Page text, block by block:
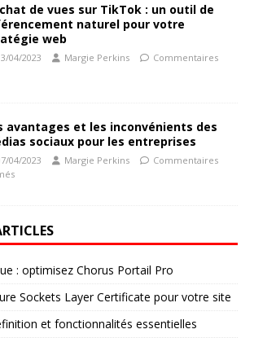
de vues sur TikTok : un outil de
naturel pour votre
web
04/2023 Margie Perkins
Commentaires
avantages et les inconvénients des
sociaux pour les entreprises
04/2023 Margie Perkins
Commentaires
: optimisez Chorus Portail Pro
Sockets Layer Certificate pour votre site
et fonctionnalités essentielles